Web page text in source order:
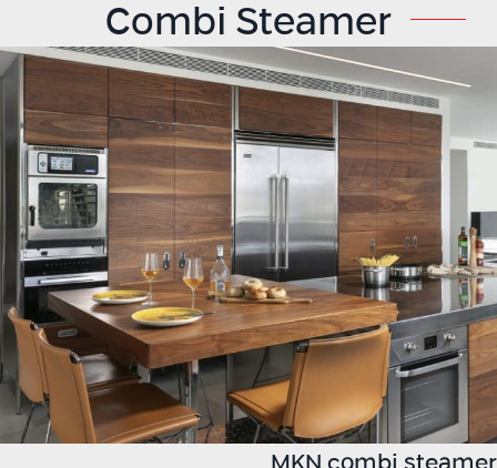
Combi Steamer
MKN combi steamer